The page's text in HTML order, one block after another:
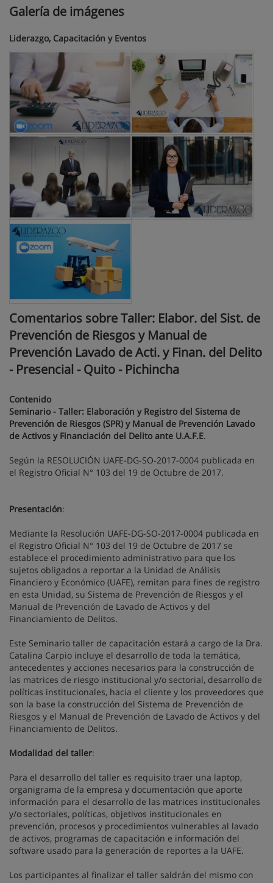
Galería de imágenes
Liderazgo, Capacitación y Eventos
Comentarios sobre Taller: Elabor. del Sist. de
Prevención de Riesgos y Manual de
Prevención Lavado de Acti. y Finan. del Delito
- Presencial - Quito - Pichincha
Contenido
Seminario - Taller: Elaboración y Registro del Sistema de
Prevención de Riesgos (SPR) y Manual de Prevención Lavado
de Activos y Financiación del Delito ante U.A.F.E.
Según la RESOLUCIÓN UAFE-DG-SO-2017-0004 publicada en
el Registro Oficial N° 103 del 19 de Octubre de 2017.
Presentación:
Mediante la Resolución UAFE-DG-SO-2017-0004 publicada en
el Registro Oficial N° 103 del 19 de Octubre de 2017 se
establece el procedimiento administrativo para que los
sujetos obligados a reportar a la Unidad de Análisis
Financiero y Económico (UAFE), remitan para fines de registro
en esta Unidad, su Sistema de Prevención de Riesgos y el
Manual de Prevención de Lavado de Activos y del
Financiamiento de Delitos.
Este Seminario taller de capacitación estará a cargo de la Dra.
Catalina Carpio incluye el desarrollo de toda la temática,
antecedentes y acciones necesarios para la construcción de
las matrices de riesgo institucional y/o sectorial, desarrollo de
políticas institucionales, hacia el cliente y los proveedores que
son la base la construcción del Sistema de Prevención de
Riesgos y el Manual de Prevención de Lavado de Activos y del
Financiamiento de Delitos.
Modalidad del taller:
Para el desarrollo del taller es requisito traer una laptop,
organigrama de la empresa y documentación que aporte
información para el desarrollo de las matrices institucionales
y/o sectoriales, políticas, objetivos institucionales en
prevención, procesos y procedimientos vulnerables al lavado
de activos, programas de capacitación e información del
software usado para la generación de reportes a la UAFE.
Los participantes al finalizar el taller saldrán del mismo con